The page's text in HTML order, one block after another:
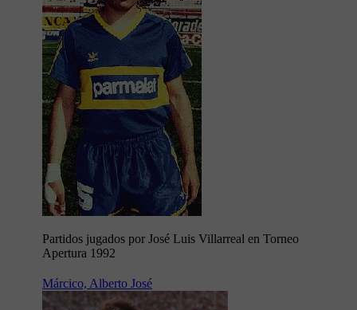
Partidos jugados por José Luis Villarreal en Torneo
Apertura 1992
Márcico, Alberto José